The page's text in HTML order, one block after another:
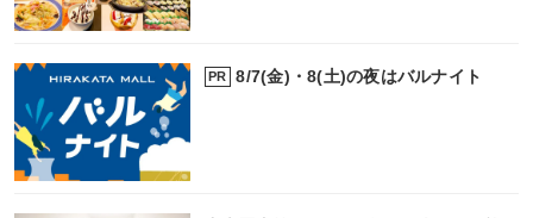
PR 8/7(金)・8(土)の夜はバルナイト